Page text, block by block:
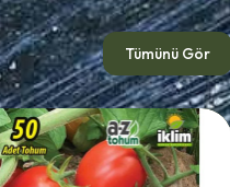
Tümünü Gör